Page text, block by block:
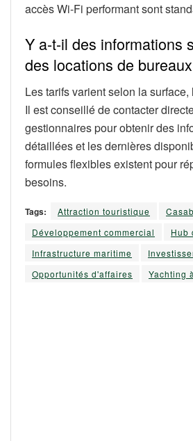
accès Wi-Fi performant sont
Y a-t-il des informations
des locations de
Les tarifs varient selon la
Il est conseillé de contacter
gestionnaires pour obtenir des
détaillées et les dernières
formules flexibles existent pour
besoins.
Tags: Attraction touristique
Développement commercial
Hub
Infrastructure maritime
Opportunités d'affaires
Yachting